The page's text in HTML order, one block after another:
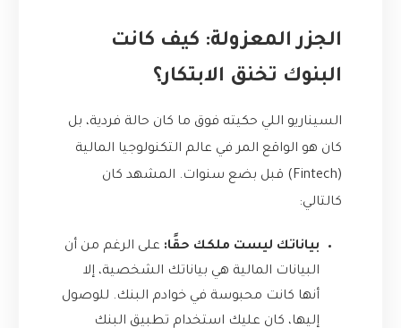
الجزر المعزولة: كيف كانت
البنوك تخنق الابتكار؟
السيناريو اللي حكيته فوق ما كان حالة فردية، بل
كان هو الواقع المر في عالم التكنولوجيا المالية
(Fintech) قبل بضع سنوات. المشهد كان
كالتالي:
بياناتك ليست ملكك حقًا: على الرغم من أن
البيانات المالية هي بياناتك الشخصية، إلا
أنها كانت محبوسة في خوادم البنك. للوصول
إليها، كان عليك استخدام تطبيق البنك